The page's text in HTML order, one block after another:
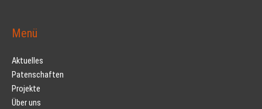
Menü
Aktuelles
Patenschaften
Projekte
Über uns